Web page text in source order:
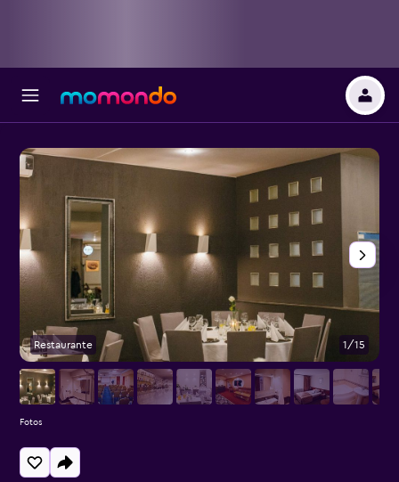
Restaurante 1/15
Fotos